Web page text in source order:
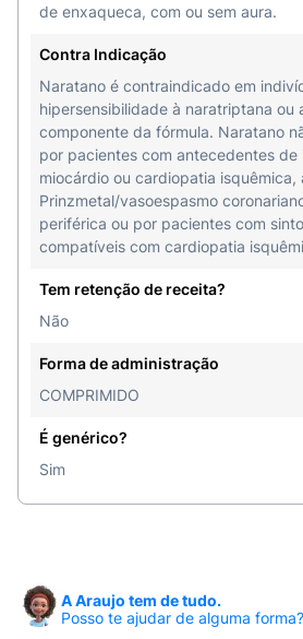
de enxaqueca, com ou sem aura.
Contra Indicação
Naratano é contraindicado em
hipersensibilidade à naratriptana ou
componente da fórmula. Naratano
por pacientes com antecedentes
miocárdio ou cardiopatia isquêmica,
Prinzmetal/vasoespasmo
periférica ou por pacientes com
compatíveis com cardiopatia
Tem retenção de receita?
Não
Forma de administração
COMPRIMIDO
É genérico?
Sim
A Araujo tem de tudo.
Posso te ajudar de alguma forma?